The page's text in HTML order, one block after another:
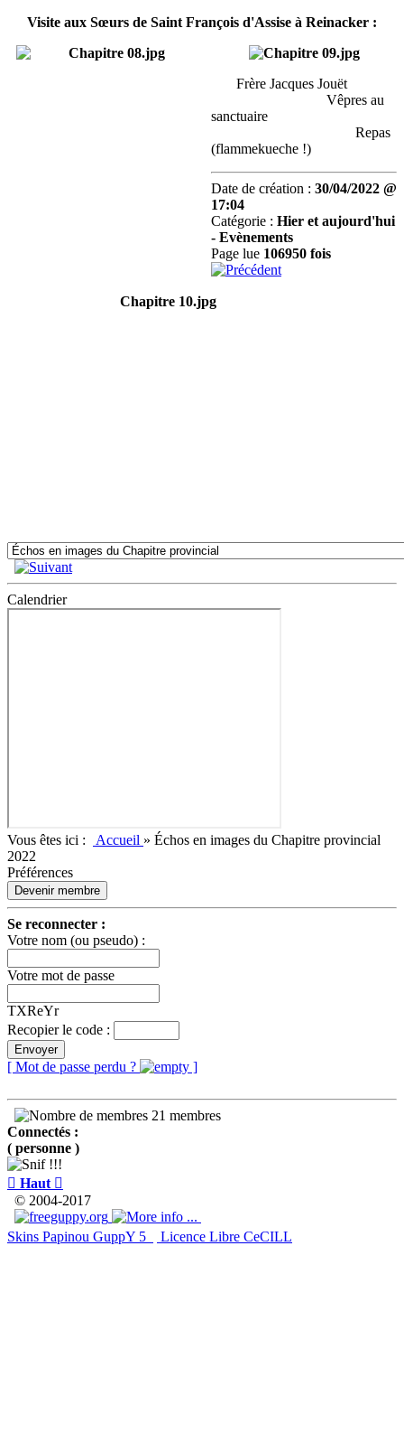
Visite aux Sœurs de Saint François d'Assise à Reinacker :
Frère Jacques Jouët
Vêpres au
sanctuaire
Repas
(flammekueche !)
Date de création : 30/04/2022 @
17:04
Catégorie : Hier et aujourd'hui
- Evènements
Page lue 106950 fois
Calendrier
Vous êtes ici : Accueil » Échos en images du Chapitre provincial
2022
Préférences
Devenir membre
Se reconnecter :
Votre nom (ou pseudo) :
Votre mot de passe
TXReYr
Recopier le code :
Envoyer
[ Mot de passe perdu ? ]
21 membres
Connectés :
( personne )
 Haut 
© 2004-2017
Skins Papinou GuppY 5 Licence Libre CeCILL